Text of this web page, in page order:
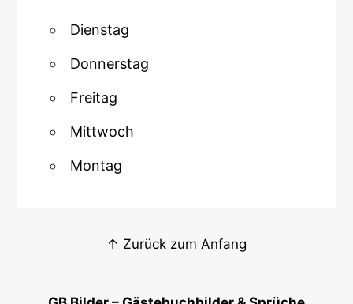
Dienstag
Donnerstag
Freitag
Mittwoch
Montag
↑ Zurück zum Anfang